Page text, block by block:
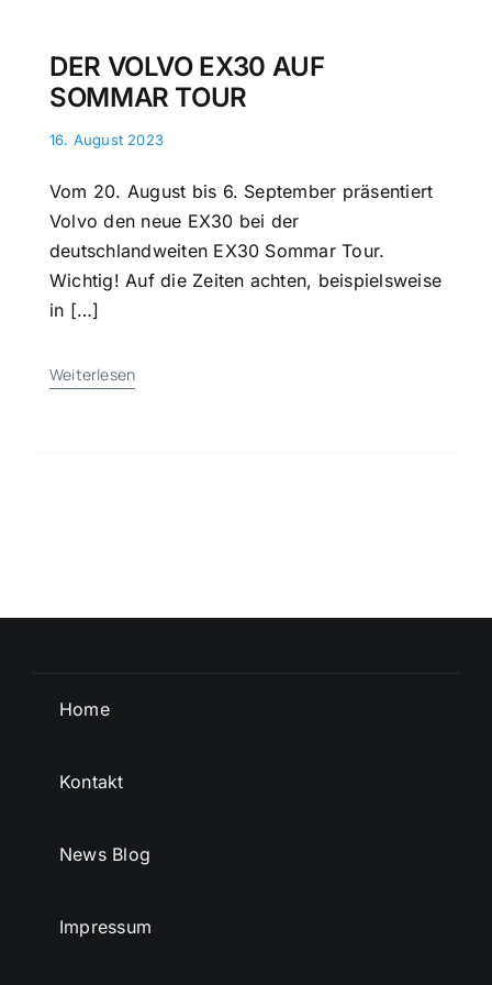
DER VOLVO EX30 AUF
SOMMAR TOUR
16. August 2023
Vom 20. August bis 6. September präsentiert
Volvo den neue EX30 bei der
deutschlandweiten EX30 Sommar Tour.
Wichtig! Auf die Zeiten achten, beispielsweise
in […]
Weiterlesen
Home
Kontakt
News Blog
Impressum